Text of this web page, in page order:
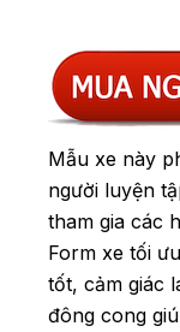
Mẫu xe này
người luyện
tham gia các
Form xe tối
tốt, cảm giác
đông cong